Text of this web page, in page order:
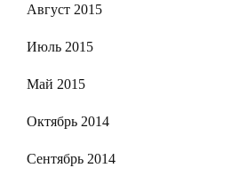
Август 2015
Июль 2015
Май 2015
Октябрь 2014
Сентябрь 2014